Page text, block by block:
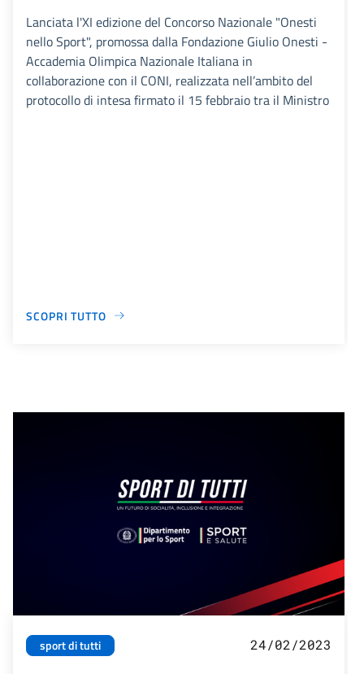
Lanciata l'XI edizione del Concorso Nazionale "Onesti
nello Sport", promossa dalla Fondazione Giulio Onesti -
Accademia Olimpica Nazionale Italiana in
collaborazione con il CONI, realizzata nell’ambito del
protocollo di intesa firmato il 15 febbraio tra il Ministro
SCOPRI TUTTO
sport di tutti 24/02/2023